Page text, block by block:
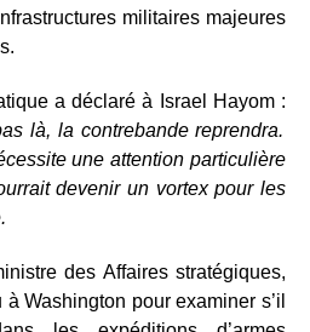
militaires majeures
a déclaré à Israel Hayom :
là, la contrebande reprendra.
une attention particulière
devenir un vortex pour les
des Affaires stratégiques,
à Washington pour examiner s’il